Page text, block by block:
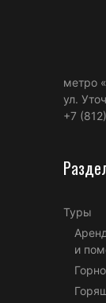
метро
ул.
+7
Туры
и